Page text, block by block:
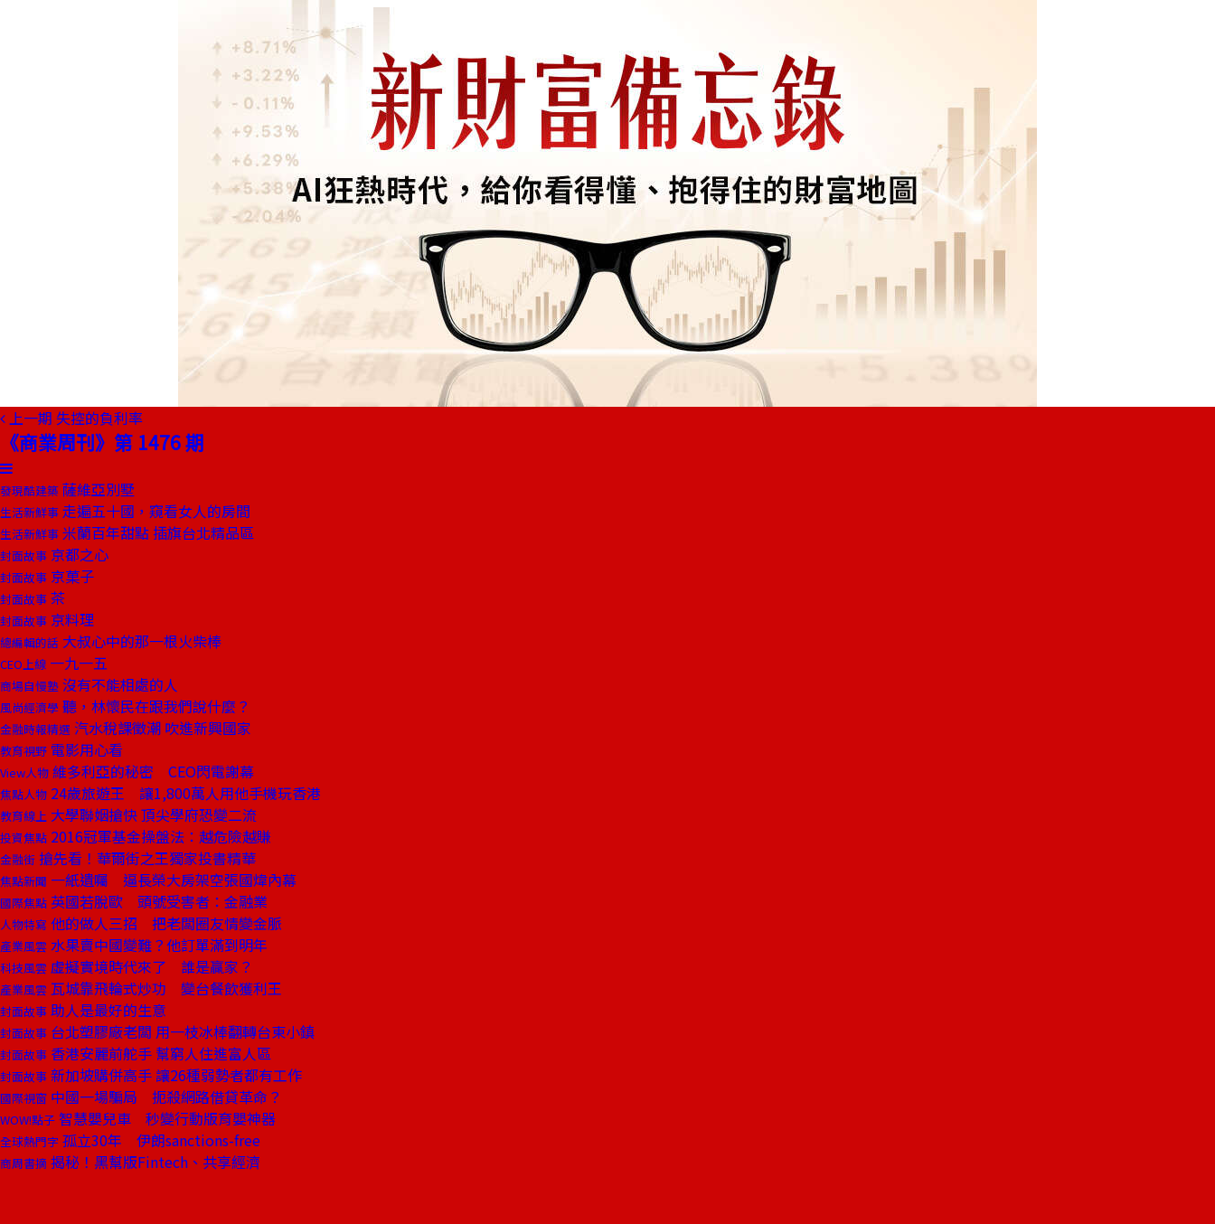
上一期 失控的負利率
《商業周刊》第 1476 期
發現酷建築 薩維亞別墅
生活新鮮事 走遍五十國，窺看女人的房間
生活新鮮事 米蘭百年甜點 插旗台北精品區
封面故事 京都之心
封面故事 京菓子
封面故事 茶
封面故事 京料理
總編輯的話 大叔心中的那一根火柴棒
CEO上線 一九一五
商場自慢塾 沒有不能相處的人
風尚經濟學 聽，林懷民在跟我們說什麼？
金融時報精選 汽水稅課徵潮 吹進新興國家
教育視野 電影用心看
View人物 維多利亞的秘密 CEO閃電謝幕
焦點人物 24歲旅遊王 讓1,800萬人用他手機玩香港
教育線上 大學聯姻搶快 頂尖學府恐變二流
投資焦點 2016冠軍基金操盤法：越危險越賺
金融街 搶先看！華爾街之王獨家投書精華
焦點新聞 一紙遺囑 逼長榮大房架空張國煒內幕
國際焦點 英國若脫歐 頭號受害者：金融業
人物特寫 他的做人三招 把老闆圈友情變金脈
產業風雲 水果賣中國變難？他訂單滿到明年
科技風雲 虛擬實境時代來了 誰是贏家？
產業風雲 瓦城靠飛輪式炒功 變台餐飲獲利王
封面故事 助人是最好的生意
封面故事 台北塑膠廠老闆 用一枝冰棒翻轉台東小鎮
封面故事 香港安麗前舵手 幫窮人住進富人區
封面故事 新加坡購併高手 讓26種弱勢者都有工作
國際視窗 中國一場騙局 扼殺網路借貸革命？
WOW!點子 智慧嬰兒車 秒變行動版育嬰神器
全球熱門字 孤立30年 伊朗sanctions-free
商周書摘 揭秘！黑幫版Fintech、共享經濟